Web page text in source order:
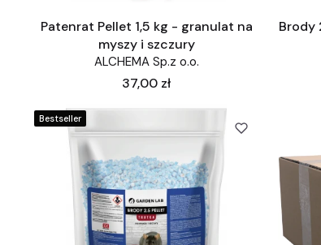
Patenrat Pellet 1,5 kg - granulat na
myszy i szczury
ALCHEMA Sp.z o.o.
Cena
37,00 zł
Brody
Bestseller